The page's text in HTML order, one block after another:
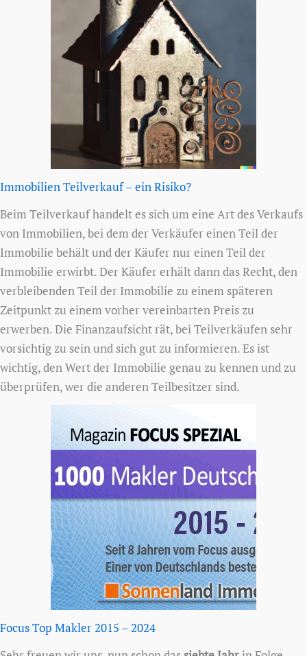
Immobilien Teilverkauf – ein Risiko?
Beim Teilverkauf handelt es sich um eine Art des Verkaufs
von Immobilien, bei dem der Verkäufer einen Teil der
Immobilie behält und der Käufer nur einen Teil der
Immobilie erwirbt. Der Käufer erhält dann das Recht, den
verbleibenden Teil der Immobilie zu einem späteren
Zeitpunkt zu einem vorher vereinbarten Preis zu
erwerben. Die Finanzaufsicht rät, bei Teilverkäufen sehr
vorsichtig zu sein und sich gut zu informieren. Es ist
wichtig, den Wert der Immobilie genau zu kennen und zu
überprüfen, wer die anderen Teilbesitzer sind.
Focus Top Makler 2015 – 2024